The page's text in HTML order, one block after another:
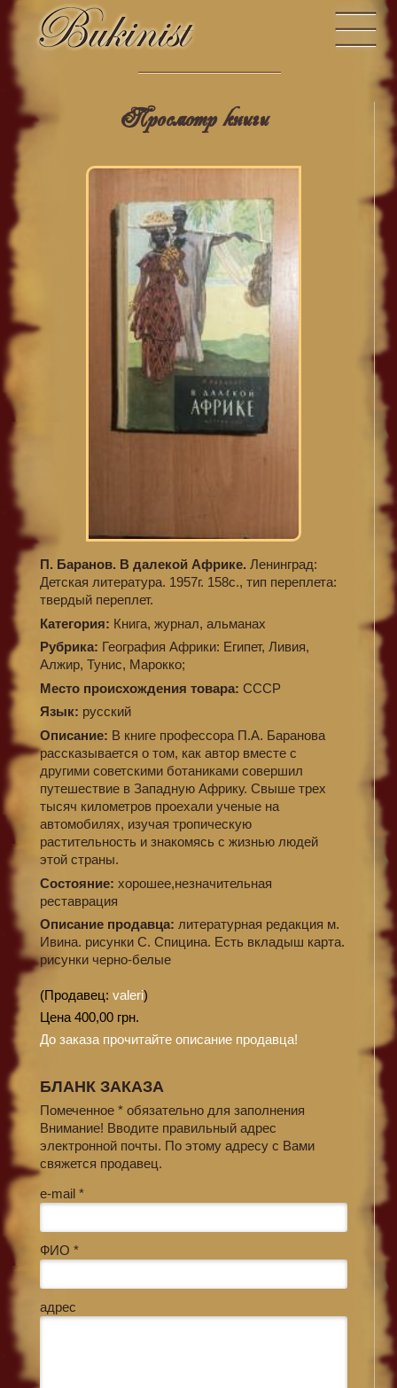
Просмотр книги
П. Баранов. В далекой Африке. Ленинград:
Детская литература. 1957г. 158с., тип переплета:
твердый переплет.
Категория: Книга, журнал, альманах
Рубрика: География Африки: Египет, Ливия,
Алжир, Тунис, Марокко;
Место происхождения товара: СССР
Язык: русский
Описание: В книге профессора П.А. Баранова
рассказывается о том, как автор вместе с
другими советскими ботаниками совершил
путешествие в Западную Африку. Свыше трех
тысяч километров проехали ученые на
автомобилях, изучая тропическую
растительность и знакомясь с жизнью людей
этой страны.
Состояние: хорошее,незначительная
реставрация
Описание продавца: литературная редакция м.
Ивина. рисунки С. Спицина. Есть вкладыш карта.
рисунки черно-белые
(Продавец: valeri)
Цена 400,00 грн.
До заказа прочитайте описание продавца!
БЛАНК ЗАКАЗА
Помеченное * обязательно для заполнения
Внимание! Вводите правильный адрес
электронной почты. По этому адресу с Вами
свяжется продавец.
e-mail *
ФИО *
адрес